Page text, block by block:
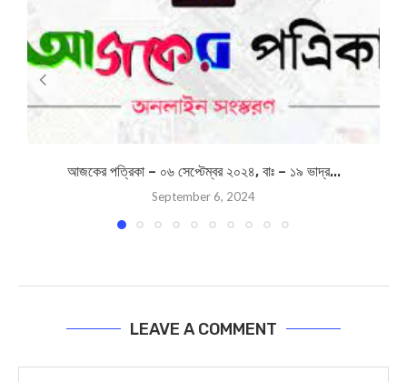
আজকের পত্রিকা – ০৬ সেপ্টেম্বর ২০২৪, বাঃ – ১৯ ভাদ্র...
September 6, 2024
LEAVE A COMMENT